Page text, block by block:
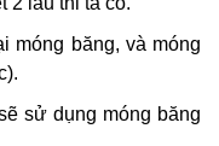
móng băng, và móng
sử dụng móng băng